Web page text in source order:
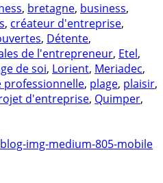
, bretagne, business,
, créateur d'entreprise,
, Détente,
de l'entrepreneur, Etel,
de soi, Lorient, Meriadec,
, plage, plaisir,
d'entreprise, Quimper,